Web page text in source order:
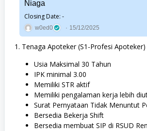
Niaga
Closing Date: -
w0ed0 15/12/2025
1. Tenaga Apoteker (S1-Profesi
Usia Maksimal 30 Tahun
IPK minimal 3.00
Memiliki STR aktif
Memiliki pengalaman kerja lebih
Surat Pernyataan Tidak Menuntut
Bersedia Bekerja Shift
Bersedia membuat SIP di RSUD